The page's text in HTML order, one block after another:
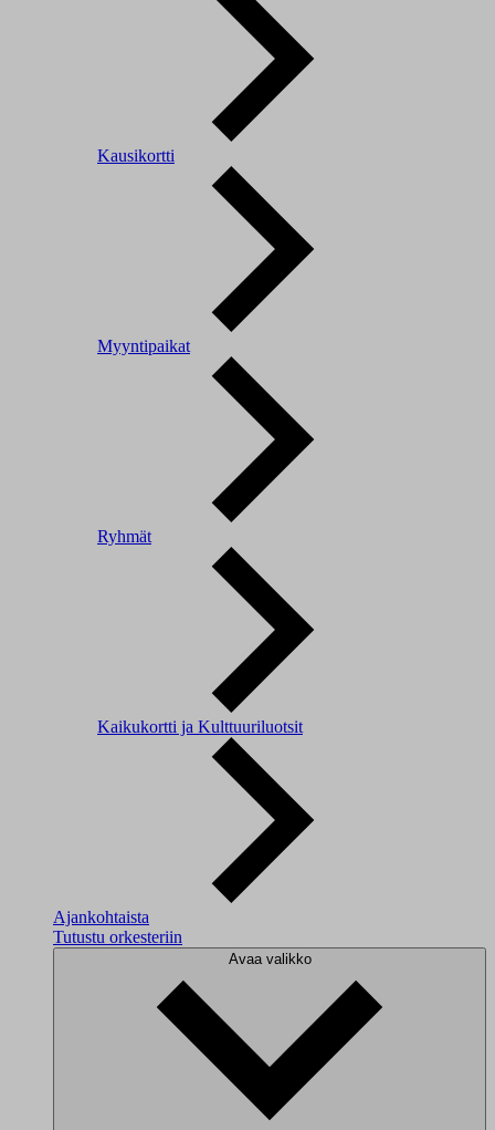
Kausikortti
Myyntipaikat
Ryhmät
Kaikukortti ja Kulttuuriluotsit
Ajankohtaista
Tutustu orkesteriin
Avaa valikko